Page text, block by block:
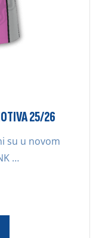
25/26
su u novom
…